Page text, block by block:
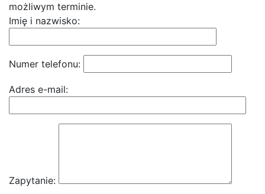
możliwym terminie.
Imię i nazwisko:
Numer telefonu:
Adres e-mail:
Zapytanie: